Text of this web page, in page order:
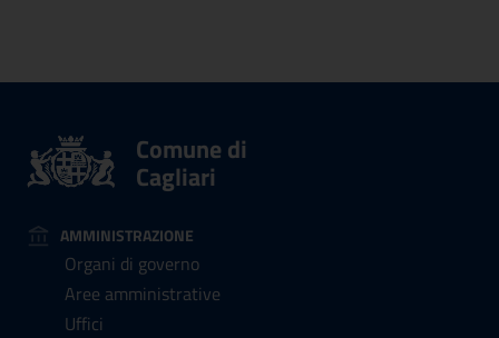
Comune di
Cagliari
AMMINISTRAZIONE
Organi di governo
Aree amministrative
Uffici